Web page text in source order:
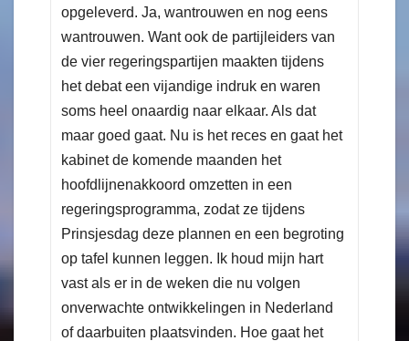
opgeleverd. Ja, wantrouwen en nog eens
wantrouwen. Want ook de partijleiders van
de vier regeringspartijen maakten tijdens
het debat een vijandige indruk en waren
soms heel onaardig naar elkaar. Als dat
maar goed gaat. Nu is het reces en gaat het
kabinet de komende maanden het
hoofdlijnenakkoord omzetten in een
regeringsprogramma, zodat ze tijdens
Prinsjesdag deze plannen en een begroting
op tafel kunnen leggen. Ik houd mijn hart
vast als er in de weken die nu volgen
onverwachte ontwikkelingen in Nederland
of daarbuiten plaatsvinden. Hoe gaat het